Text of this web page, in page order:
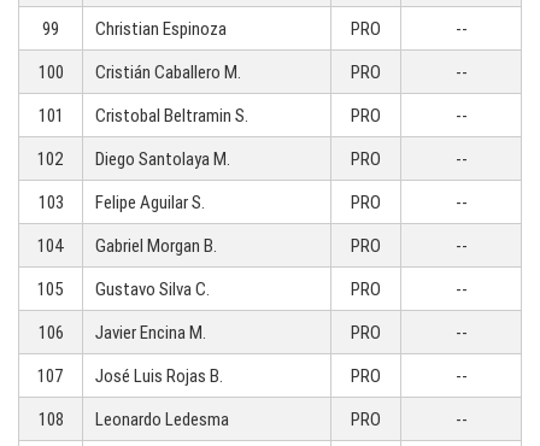
99
Christian Espinoza PRO
--
100
Cristián Caballero M. PRO
--
101
Cristobal Beltramin S. PRO
--
102
Diego Santolaya M. PRO
--
103
Felipe Aguilar S. PRO
--
104
Gabriel Morgan B. PRO
--
105
Gustavo Silva C. PRO
--
106
Javier Encina M. PRO
--
107
José Luis Rojas B. PRO
--
108
Leonardo Ledesma PRO
--